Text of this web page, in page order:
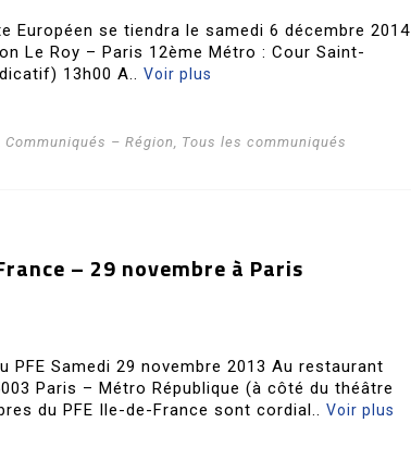
Européen se tiendra le samedi 6 décembre 2014
Le Roy – Paris 12ème Métro : Cour Saint-
13h00 A.. Voir plus
Communiqués – Région Tous les communiqués
– 29 novembre à Paris
Samedi 29 novembre 2013 Au restaurant
Paris – Métro République (à côté du théâtre
du PFE Ile-de-France sont cordial.. Voir plus